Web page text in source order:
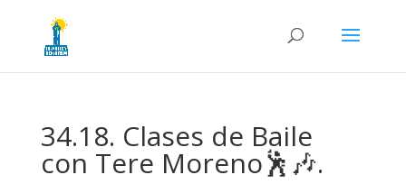
34.18. Clases de Baile
con Tere Moreno🕺🎶.